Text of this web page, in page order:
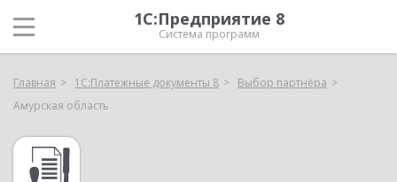
1С:Предприятие 8
Система программ
Главная 1С:Платежные документы 8
Выбор партнёра
Амурская область